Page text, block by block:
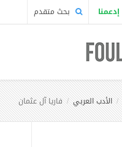
إدعمنا بحث متقدم
الأدب العربي فاريا آل عثمان